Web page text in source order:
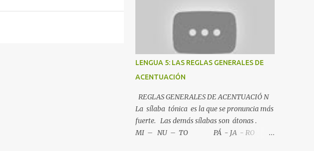
cada palabra al lugar que le corresponda.
LENGUA 5: LAS REGLAS GENERALES DE
ACENTUACIÓN
REGLAS GENERALES DE ACENTUACIÓ N
La sílaba tónica es la que se pronuncia más
fuerte. Las demás sílabas son átonas .
MI – NU – TO PÁ - JA - RO